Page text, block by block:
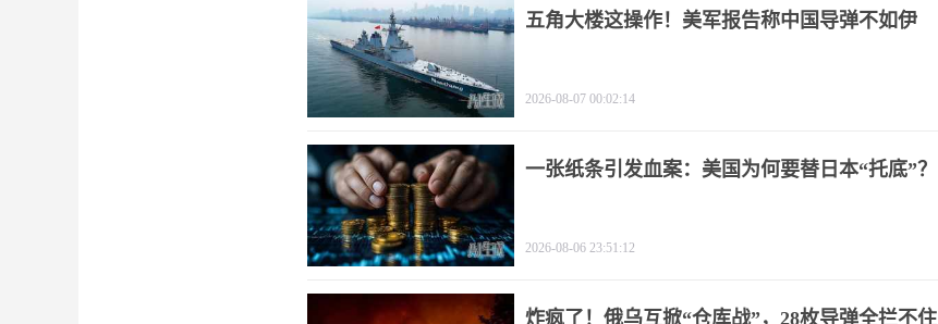
五角大楼这操作！美军报告称中国导弹不如伊
2026-08-07 00:02:14
一张纸条引发血案：美国为何要替日本“托底”？
2026-08-06 23:51:12
炸疯了！俄乌互掀“仓库战”，28枚导弹全拦不住